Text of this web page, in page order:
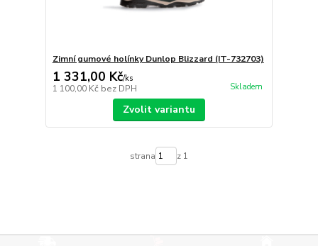
Zimní gumové holínky Dunlop Blizzard (IT-732703)
1 331,00 Kč/ks
1 100,00 Kč bez DPH Skladem
Zvolit variantu
strana z 1